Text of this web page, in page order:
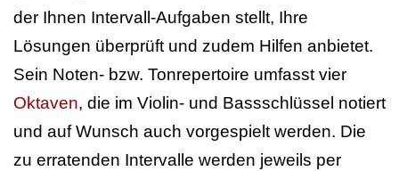
der Ihnen Intervall-Aufgaben stellt, Ihre
Lösungen überprüft und zudem Hilfen anbietet.
Sein Noten- bzw. Tonrepertoire umfasst vier
Oktaven, die im Violin- und Bassschlüssel notiert
und auf Wunsch auch vorgespielt werden. Die
zu erratenden Intervalle werden jeweils per